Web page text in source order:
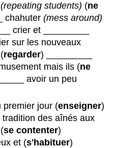
(repeating students) (ne
chahuter (mess around)
crier et _________
sur les nouveaux
regarder) _________
mais ils (ne
avoir un peu
premier jour (enseigner)
tradition des aînés aux
se contenter)
et (s'habituer)